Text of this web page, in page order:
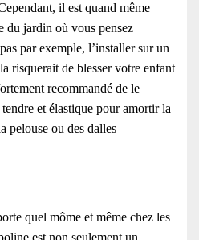
il est quand même
du jardin où vous pensez
par exemple, l’installer sur un
risquerait de blesser votre enfant
recommandé de le
et élastique pour amortir la
pelouse ou des dalles
quel môme et même chez les
est non seulement un